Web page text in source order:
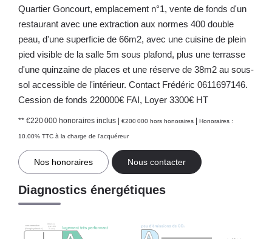
Quartier Goncourt, emplacement n°1, vente de fonds d'un
restaurant avec une extraction aux normes 400 double
peau, d'une superficie de 66m2, avec une cuisine de plein
pied visible de la salle 5m sous plafond, plus une terrasse
d'une quinzaine de places et une réserve de 38m2 au sous-
sol accessible de l'intérieur. Contact Frédéric 0611697146.
Cession de fonds 220000€ FAI, Loyer 3300€ HT
** €220 000 honoraires inclus | €200 000 hors honoraires | Honoraires :
10.00% TTC à la charge de l'acquéreur
Nos honoraires Nous contacter
Diagnostics énergétiques